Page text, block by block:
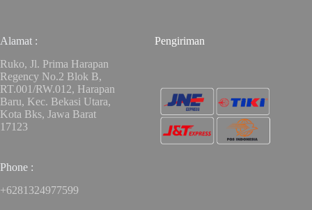
Alamat :
Ruko, Jl. Prima Harapan
Regency No.2 Blok B,
RT.001/RW.012, Harapan
Baru, Kec. Bekasi Utara,
Kota Bks, Jawa Barat
17123
Phone :
+6281324977599
Pengiriman